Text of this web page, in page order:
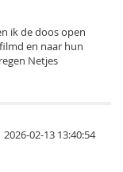
ik de doos open
en naar hun
Netjes
2026-02-13 13:40:54